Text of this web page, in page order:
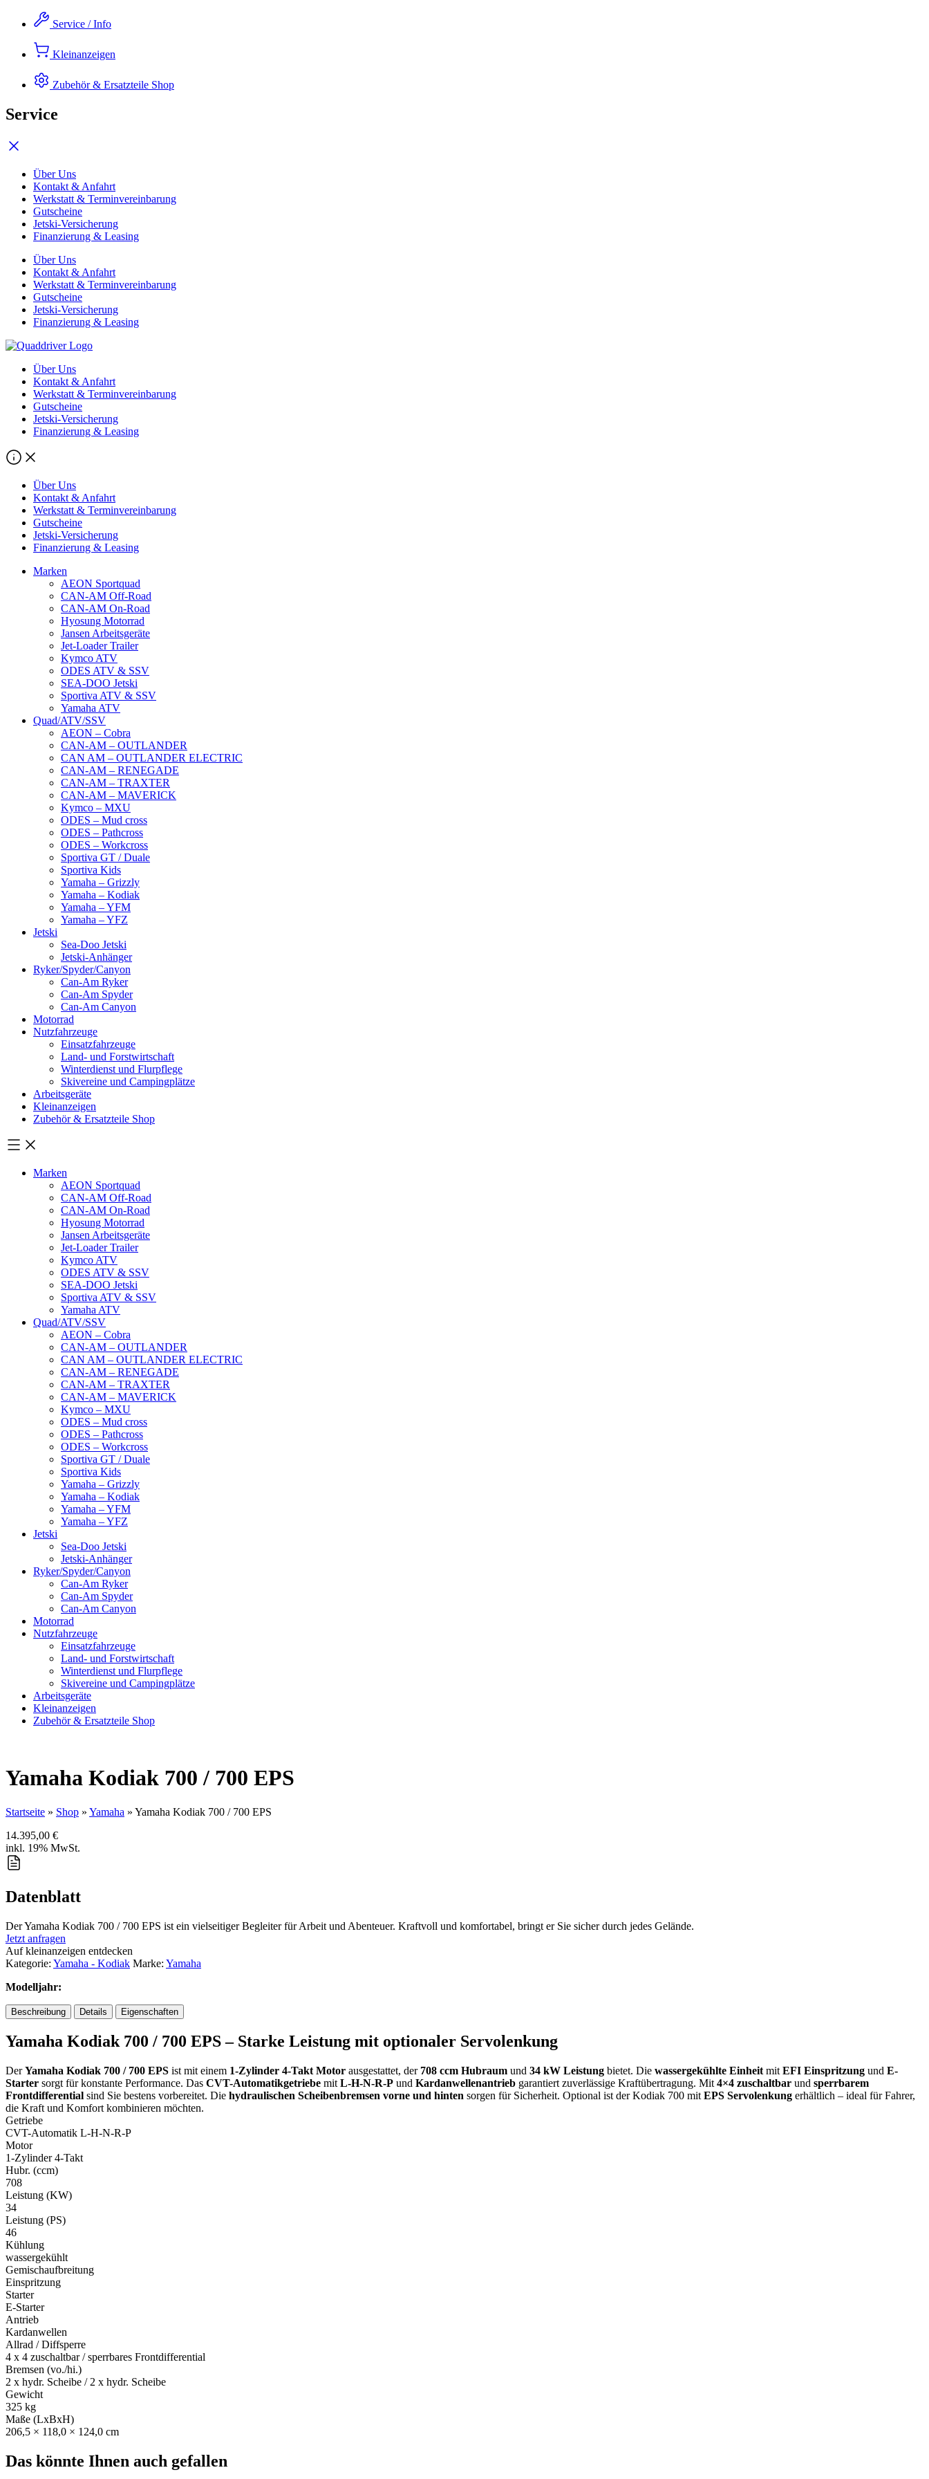
Inhalt
springen
Service / Info
Kleinanzeigen
Zubehör & Ersatzteile Shop
Service
Über Uns
Kontakt & Anfahrt
Werkstatt & Terminvereinbarung
Gutscheine
Jetski-Versicherung
Finanzierung & Leasing
Über Uns
Kontakt & Anfahrt
Werkstatt & Terminvereinbarung
Gutscheine
Jetski-Versicherung
Finanzierung & Leasing
Über Uns
Kontakt & Anfahrt
Werkstatt & Terminvereinbarung
Gutscheine
Jetski-Versicherung
Finanzierung & Leasing
Über Uns
Kontakt & Anfahrt
Werkstatt & Terminvereinbarung
Gutscheine
Jetski-Versicherung
Finanzierung & Leasing
Marken
AEON Sportquad
CAN-AM Off-Road
CAN-AM On-Road
Hyosung Motorrad
Jansen Arbeitsgeräte
Jet-Loader Trailer
Kymco ATV
ODES ATV & SSV
SEA-DOO Jetski
Sportiva ATV & SSV
Yamaha ATV
Quad/ATV/SSV
AEON – Cobra
CAN-AM – OUTLANDER
CAN AM – OUTLANDER ELECTRIC
CAN-AM – RENEGADE
CAN-AM – TRAXTER
CAN-AM – MAVERICK
Kymco – MXU
ODES – Mud cross
ODES – Pathcross
ODES – Workcross
Sportiva GT / Duale
Sportiva Kids
Yamaha – Grizzly
Yamaha – Kodiak
Yamaha – YFM
Yamaha – YFZ
Jetski
Sea-Doo Jetski
Jetski-Anhänger
Ryker/Spyder/Canyon
Can-Am Ryker
Can-Am Spyder
Can-Am Canyon
Motorrad
Nutzfahrzeuge
Einsatzfahrzeuge
Land- und Forstwirtschaft
Winterdienst und Flurpflege
Skivereine und Campingplätze
Arbeitsgeräte
Kleinanzeigen
Zubehör & Ersatzteile Shop
Marken
AEON Sportquad
CAN-AM Off-Road
CAN-AM On-Road
Hyosung Motorrad
Jansen Arbeitsgeräte
Jet-Loader Trailer
Kymco ATV
ODES ATV & SSV
SEA-DOO Jetski
Sportiva ATV & SSV
Yamaha ATV
Quad/ATV/SSV
AEON – Cobra
CAN-AM – OUTLANDER
CAN AM – OUTLANDER ELECTRIC
CAN-AM – RENEGADE
CAN-AM – TRAXTER
CAN-AM – MAVERICK
Kymco – MXU
ODES – Mud cross
ODES – Pathcross
ODES – Workcross
Sportiva GT / Duale
Sportiva Kids
Yamaha – Grizzly
Yamaha – Kodiak
Yamaha – YFM
Yamaha – YFZ
Jetski
Sea-Doo Jetski
Jetski-Anhänger
Ryker/Spyder/Canyon
Can-Am Ryker
Can-Am Spyder
Can-Am Canyon
Motorrad
Nutzfahrzeuge
Einsatzfahrzeuge
Land- und Forstwirtschaft
Winterdienst und Flurpflege
Skivereine und Campingplätze
Arbeitsgeräte
Kleinanzeigen
Zubehör & Ersatzteile Shop
Yamaha Kodiak 700 / 700 EPS
Startseite » Shop » Yamaha » Yamaha Kodiak 700 / 700 EPS
14.395,00 €
inkl. 19% MwSt.
Datenblatt
Der Yamaha Kodiak 700 / 700 EPS ist ein vielseitiger Begleiter für Arbeit und Abenteuer. Kraftvoll und komfortabel, bringt er Sie sicher durch jedes Gelände.
Jetzt anfragen
Auf kleinanzeigen entdecken
Kategorie: Yamaha - Kodiak Marke: Yamaha
Modelljahr:
Beschreibung Details Eigenschaften
Yamaha Kodiak 700 / 700 EPS – Starke Leistung mit optionaler Servolenkung
DerYamaha Kodiak 700 / 700 EPS ist mit einem 1-Zylinder 4-Takt Motor ausgestattet, der 708 ccm Hubraum und 34 kW Leistung bietet. Die wassergekühlte Einheit mit EFI Einspritzung und E-
Starter sorgt für konstante Performance. Das CVT-Automatikgetriebe mit L-H-N-R-P und Kardanwellenantrieb garantiert zuverlässige Kraftübertragung. Mit 4×4 zuschaltbar und sperrbarem
Frontdifferential sind Sie bestens vorbereitet. Die hydraulischen Scheibenbremsen vorne und hinten sorgen für Sicherheit. Optional ist der Kodiak 700 mit EPS Servolenkung erhältlich – ideal für Fahrer,
die Kraft und Komfort kombinieren möchten.
Getriebe
CVT-Automatik L-H-N-R-P
Motor
1-Zylinder 4-Takt
Hubr. (ccm)
708
Leistung (KW)
34
Leistung (PS)
46
Kühlung
wassergekühlt
Gemischaufbreitung
Einspritzung
Starter
E-Starter
Antrieb
Kardanwellen
Allrad / Diffsperre
4 x 4 zuschaltbar / sperrbares Frontdifferential
Bremsen (vo./hi.)
2 x hydr. Scheibe / 2 x hydr. Scheibe
Gewicht
325 kg
Maße (LxBxH)
206,5 × 118,0 × 124,0 cm
Das könnte Ihnen auch gefallen